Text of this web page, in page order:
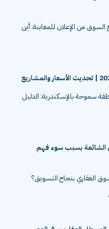
من الإعلان للمعاينة: أين
سموحة بالإسكندرية: الدليل
الشائعة بسبب سوء فهم
العقاري بنجاح التسويق؟